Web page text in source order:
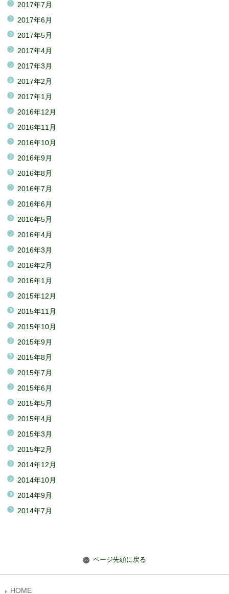
2017年7月
2017年6月
2017年5月
2017年4月
2017年3月
2017年2月
2017年1月
2016年12月
2016年11月
2016年10月
2016年9月
2016年8月
2016年7月
2016年6月
2016年5月
2016年4月
2016年3月
2016年2月
2016年1月
2015年12月
2015年11月
2015年10月
2015年9月
2015年8月
2015年7月
2015年6月
2015年5月
2015年4月
2015年3月
2015年2月
2014年12月
2014年10月
2014年9月
2014年7月
ページ先頭に戻る
HOME